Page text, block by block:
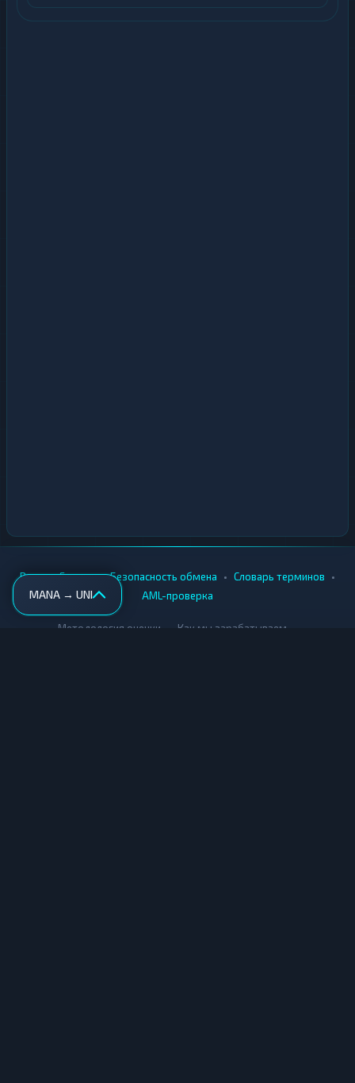
MANA → UNI
Вики • Города • Безопасность обмена • Словарь терминов •
AML-проверка
Методология оценки Как мы зарабатываем